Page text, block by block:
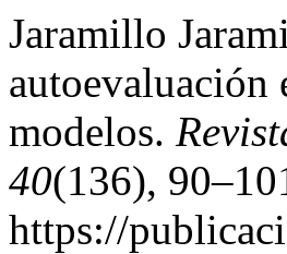
Jaramillo
modelos.
40(136),
https://